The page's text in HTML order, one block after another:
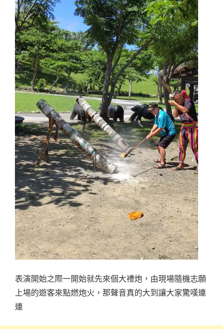
表演開始之際一開始就先來個大禮炮，由現場隨機志願
上場的遊客來點燃炮火，那聲音真的大到讓大家驚嘆連
連